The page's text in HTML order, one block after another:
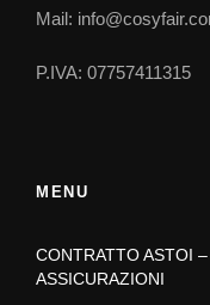
Mail:
P.IVA: 07757411315
MENU
CONTRATTO ASTOI
ASSICURAZIONI